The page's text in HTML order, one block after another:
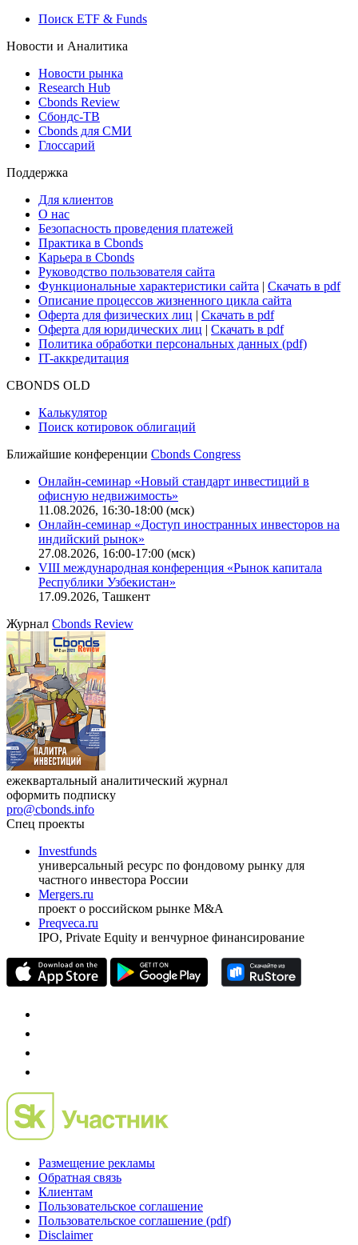
Поиск ETF & Funds
Новости и Аналитика
Новости рынка
Research Hub
Cbonds Review
Сбондс-ТВ
Cbonds для СМИ
Глоссарий
Поддержка
Для клиентов
О нас
Безопасность проведения платежей
Практика в Cbonds
Карьера в Cbonds
Руководство пользователя сайта
Функциональные характеристики сайта | Скачать в pdf
Описание процессов жизненного цикла сайта
Оферта для физических лиц | Скачать в pdf
Оферта для юридических лиц | Скачать в pdf
Политика обработки персональных данных (pdf)
IT-аккредитация
CBONDS OLD
Калькулятор
Поиск котировок облигаций
Ближайшие конференции Cbonds Congress
Онлайн-семинар «Новый стандарт инвестиций в
офисную недвижимость»
11.08.2026, 16:30-18:00 (мск)
Онлайн-семинар «Доступ иностранных инвесторов на
индийский рынок»
27.08.2026, 16:00-17:00 (мск)
VIII международная конференция «Рынок капитала
Республики Узбекистан»
17.09.2026, Ташкент
Журнал Cbonds Review
ежеквартальный аналитический журнал
оформить подписку
pro@cbonds.info
Спец проекты
Investfunds
универсальный ресурс по фондовому рынку для
частного инвестора России
Mergers.ru
проект о российском рынке M&A
Preqveca.ru
IPO, Private Equity и венчурное финансирование
Размещение рекламы
Обратная связь
Клиентам
Пользовательское соглашение
Пользовательское соглашение (pdf)
Disclaimer